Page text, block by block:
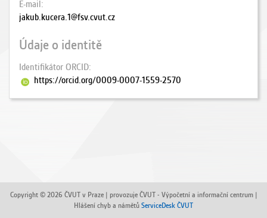
E-mail
jakub.kucera.1@fsv.cvut.cz
Údaje o identitě
Identifikátor ORCID
https://orcid.org/0009-0007-1559-2570
Copyright © 2026 ČVUT v Praze | provozuje ČVUT - Výpočetní a informační centrum |
Hlášení chyb a námětů ServiceDesk ČVUT